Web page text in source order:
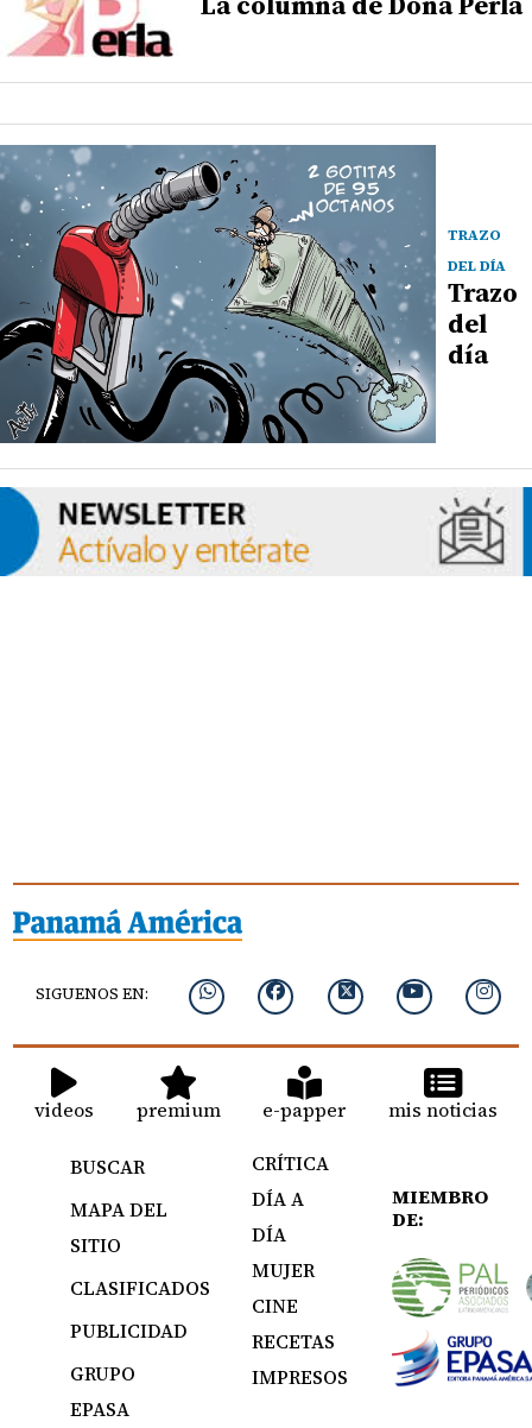
TRAZO
DEL DÍA
Trazo
del
día
SIGUENOS EN:
videos premium e-papper mis noticias
BUSCAR
MAPA DEL
SITIO
CLASIFICADOS
PUBLICIDAD
GRUPO
EPASA
CRÍTICA
DÍA A
DÍA
MUJER
CINE
RECETAS
IMPRESOS
MIEMBRO
DE: